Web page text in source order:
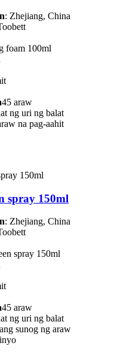
: Zhejiang, China
foam 100ml
45 araw
ng uri ng balat
na pag-aahit
spray 150ml
: Zhejiang, China
spray 150ml
45 araw
ng uri ng balat
sunog ng araw